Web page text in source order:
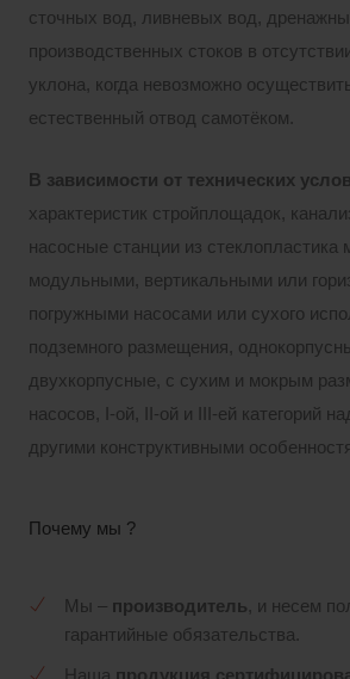
сточных вод, ливневых вод,
производственных стоков в
уклона, когда невозможно
естественный отвод самотёком.
В зависимости от технических
характеристик стройплощадок,
насосные станции из стеклопластика
модульными, вертикальными или
погружными насосами или сухого
подземного размещения,
двухкорпусные, с сухим и мокрым
насосов, I-ой, II-ой и III-ей категорий
другими конструктивными
Почему мы ?
Мы – производитель, и несем
гарантийные обязательства.